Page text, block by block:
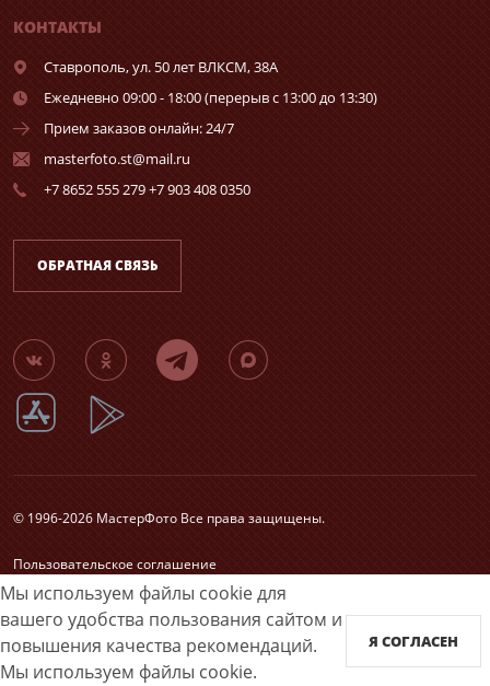
Мы используем файлы cookie для
вашего удобства пользования сайтом и
повышения качества рекомендаций.
Мы используем файлы cookie.
Я СОГЛАСЕН
КОНТАКТЫ
Ставрополь,ул. 50 лет ВЛКСМ, 38А
Ежедневно 09:00 - 18:00 (перерыв с 13:00 до 13:30)
Прием заказов онлайн: 24/7
masterfoto.st@mail.ru
+7 8652 555 279 +7 903 408 0350
ОБРАТНАЯ СВЯЗЬ
© 1996-2026 МастерФото Все права защищены.
Пользовательское соглашение
Согласие на обработку персональных данных
Карта сайта
Принимаем к оплате